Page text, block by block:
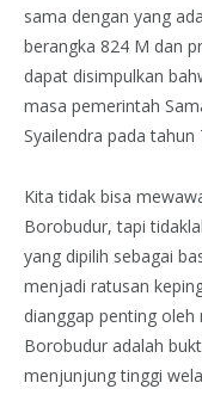
sama dengan yang
berangka 824 M dan
dapat disimpulkan
masa pemerintah
Syailendra pada tahun
Kita tidak bisa
Borobudur, tapi
yang dipilih sebagai
menjadi ratusan
dianggap penting
Borobudur adalah
menjunjung tinggi